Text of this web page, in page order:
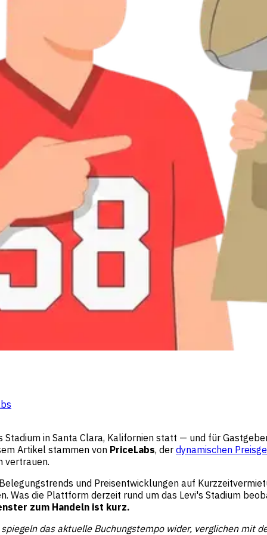
in Santa Clara, Kalifornien statt — und für
Artikel stammen von PriceLabs, der dynamischen
vertrauen.
und Preisentwicklungen auf
Was die Plattform derzeit rund um das Levi's Stadium
zum Handeln ist kurz.
das aktuelle Buchungstempo wider, verglichen mit